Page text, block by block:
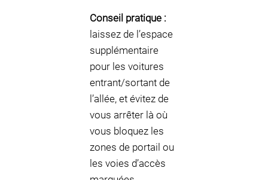
Conseil pratique :
laissez de l’espace
supplémentaire
pour les voitures
entrant/sortant de
l’allée, et évitez de
vous arrêter là où
vous bloquez les
zones de portail ou
les voies d’accès